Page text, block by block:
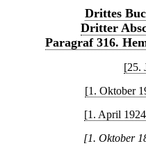
Drittes
Dritter
Paragraf 316.
[25.
[1. Oktober
[1. April
[1. Oktober